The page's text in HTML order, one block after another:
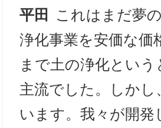
平田
これはまだ夢
浄化事業を安価な
まで土の浄化とい
主流でした。しか
います。我々が開